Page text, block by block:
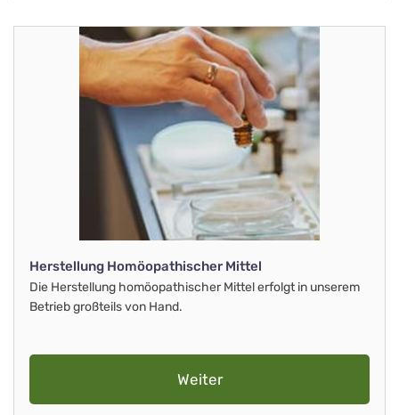
Herstellung Homöopathischer Mittel
Die Herstellung homöopathischer Mittel erfolgt in unserem
Betrieb großteils von Hand.
Weiter